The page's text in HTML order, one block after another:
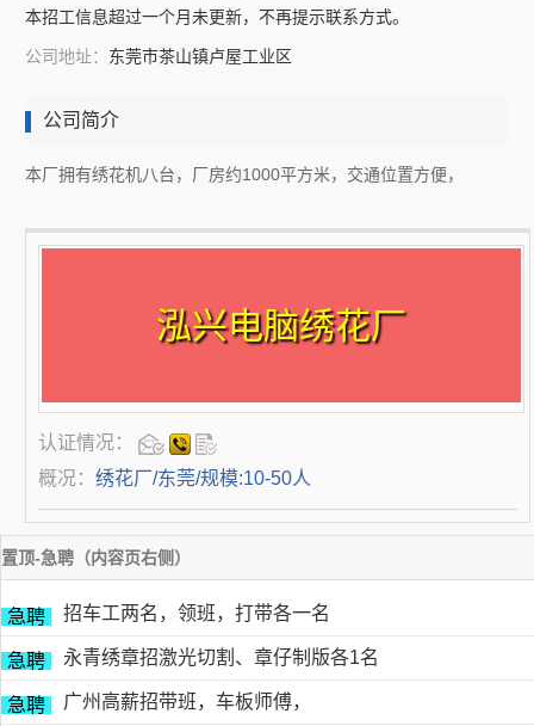
本招工信息超过一个月未更新，不再提示联系方式。
公司地址： 东莞市茶山镇卢屋工业区
公司简介
本厂拥有绣花机八台，厂房约1000平方米，交通位置方便，
泓兴电脑绣花厂
认证情况：
概况： 绣花厂/东莞/规模:10-50人
置顶-急聘（内容页右侧）
急聘 招车工两名，领班，打带各一名
急聘 永青绣章招激光切割、章仔制版各1名
急聘 广州高薪招带班，车板师傅，